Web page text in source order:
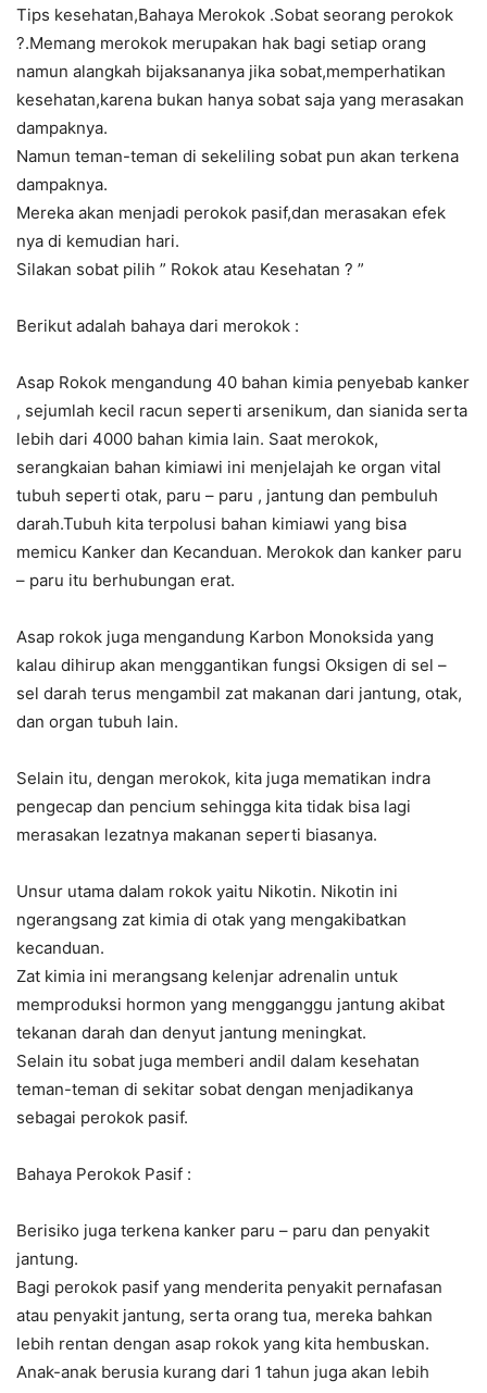
Tips kesehatan,Bahaya Merokok .Sobat seorang perokok
?.Memang merokok merupakan hak bagi setiap orang
namun alangkah bijaksananya jika sobat,memperhatikan
kesehatan,karena bukan hanya sobat saja yang merasakan
dampaknya.
Namun teman-teman di sekeliling sobat pun akan terkena
dampaknya.
Mereka akan menjadi perokok pasif,dan merasakan efek
nya di kemudian hari.
Silakan sobat pilih ” Rokok atau Kesehatan ? ”
Berikut adalah bahaya dari merokok :
Asap Rokok mengandung 40 bahan kimia penyebab kanker
, sejumlah kecil racun seperti arsenikum, dan sianida serta
lebih dari 4000 bahan kimia lain. Saat merokok,
serangkaian bahan kimiawi ini menjelajah ke organ vital
tubuh seperti otak, paru – paru , jantung dan pembuluh
darah.Tubuh kita terpolusi bahan kimiawi yang bisa
memicu Kanker dan Kecanduan. Merokok dan kanker paru
– paru itu berhubungan erat.
Asap rokok juga mengandung Karbon Monoksida yang
kalau dihirup akan menggantikan fungsi Oksigen di sel –
sel darah terus mengambil zat makanan dari jantung, otak,
dan organ tubuh lain.
Selain itu, dengan merokok, kita juga mematikan indra
pengecap dan pencium sehingga kita tidak bisa lagi
merasakan lezatnya makanan seperti biasanya.
Unsur utama dalam rokok yaitu Nikotin. Nikotin ini
ngerangsang zat kimia di otak yang mengakibatkan
kecanduan.
Zat kimia ini merangsang kelenjar adrenalin untuk
memproduksi hormon yang mengganggu jantung akibat
tekanan darah dan denyut jantung meningkat.
Selain itu sobat juga memberi andil dalam kesehatan
teman-teman di sekitar sobat dengan menjadikanya
sebagai perokok pasif.
Bahaya Perokok Pasif :
Berisiko juga terkena kanker paru – paru dan penyakit
jantung.
Bagi perokok pasif yang menderita penyakit pernafasan
atau penyakit jantung, serta orang tua, mereka bahkan
lebih rentan dengan asap rokok yang kita hembuskan.
Anak-anak berusia kurang dari 1 tahun juga akan lebih